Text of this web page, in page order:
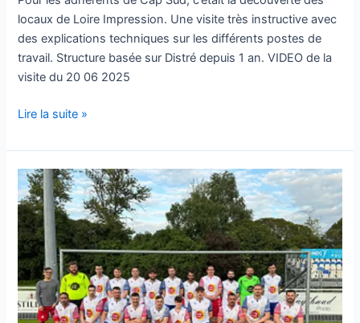
locaux de Loire Impression. Une visite très instructive avec
des explications techniques sur les différents postes de
travail. Structure basée sur Distré depuis 1 an. VIDEO de la
visite du 20 06 2025
Lire la suite »
TOURNOI
DE
FOOT
2025